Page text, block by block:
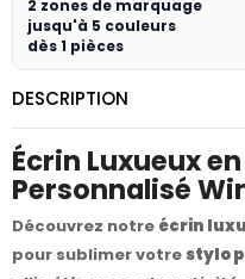
2 zones de marquage
jusqu'à 5 couleurs
dès 1 pièces
DESCRIPTION
Écrin Luxueux
Personnalisé
Découvrez notre écrin
pour sublimer votrestylo